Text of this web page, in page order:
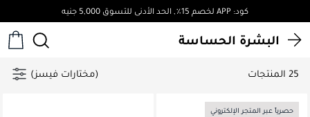
كود: APP لخصم 15٪, الحد الأدنى للتسوق 5,000 جنيه
البشرة الحساسة
25 المنتجات (مختارات فيسز)
حصرياً عبر المتجر الإلكتروني